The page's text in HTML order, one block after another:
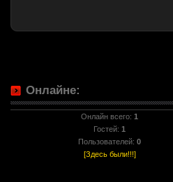
Онлайне:
Онлайн всего: 1
Гостей: 1
Пользователей: 0
[Здесь были!!!]